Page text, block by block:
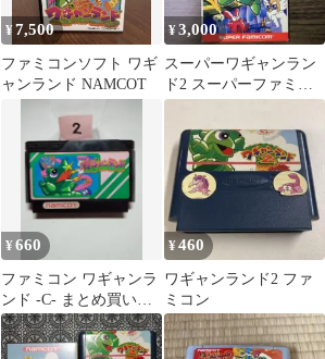
¥7,500
ファミコンソフト ワギ
ャンランド NAMCOT
¥3,000
スーパーワギャンラン
ド2 スーパーファミコ
ン
¥660
ファミコン ワギャンラ
ンド -C- まとめ買い大
歓迎
¥460
ワギャンランド2 ファ
ミコン